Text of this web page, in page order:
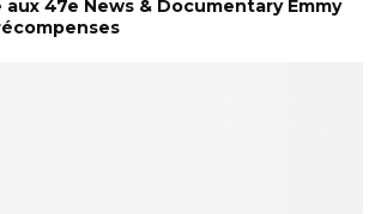
47e News & Documentary Emmy